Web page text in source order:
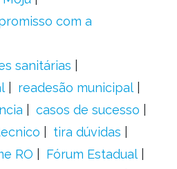
com a
sanitárias
readesão municipal
casos de sucesso
tira dúvidas
RO
Fórum Estadual